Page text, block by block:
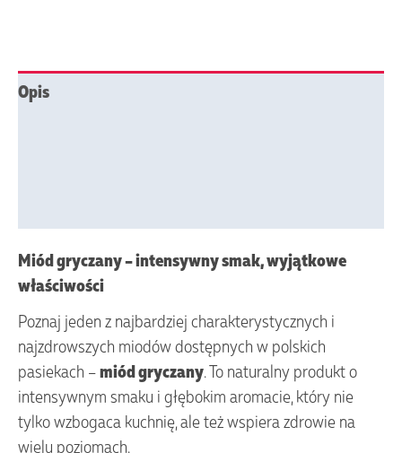
Opis
Miód gryczany – intensywny smak, wyjątkowe
właściwości
Poznaj jeden z najbardziej charakterystycznych i
najzdrowszych miodów dostępnych w polskich
pasiekach –miód gryczany. To naturalny produkt o
intensywnym smaku i głębokim aromacie, który nie
tylko wzbogaca kuchnię, ale też wspiera zdrowie na
wielu poziomach.